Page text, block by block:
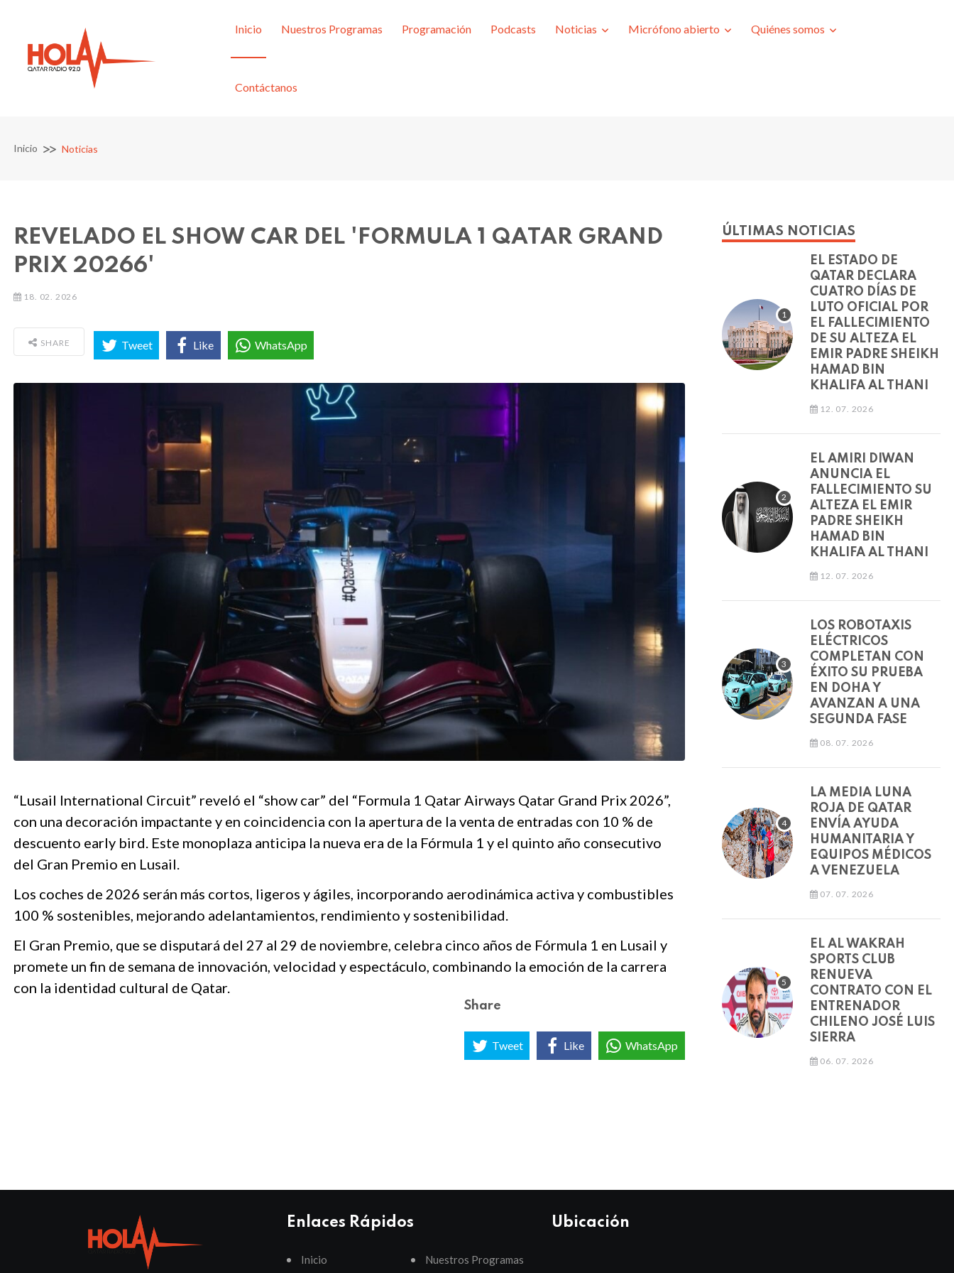
Inicio Nuestros Programas Programación Podcasts Noticias Micrófono abierto Quiénes somos
Contáctanos
Inicio Noticias
REVELADO EL SHOW CAR DEL 'FORMULA 1 QATAR GRAND
PRIX 20266'
18. 02. 2026
SHARE Tweet Like WhatsApp
“Lusail International Circuit” reveló el “show car” del “Formula 1 Qatar Airways Qatar Grand Prix 2026”,
con una decoración impactante y en coincidencia con la apertura de la venta de entradas con 10 % de
descuento early bird. Este monoplaza anticipa la nueva era de la Fórmula 1 y el quinto año consecutivo
del Gran Premio en Lusail.
Los coches de 2026 serán más cortos, ligeros y ágiles, incorporando aerodinámica activa y combustibles
100 % sostenibles, mejorando adelantamientos, rendimiento y sostenibilidad.
El Gran Premio, que se disputará del 27 al 29 de noviembre, celebra cinco años de Fórmula 1 en Lusail y
promete un fin de semana de innovación, velocidad y espectáculo, combinando la emoción de la carrera
con la identidad cultural de Qatar.
Share
Tweet Like WhatsApp
ÚLTIMAS NOTICIAS
EL ESTADO DE
QATAR DECLARA
CUATRO DÍAS DE
LUTO OFICIAL POR
EL FALLECIMIENTO
DE SU ALTEZA EL
EMIR PADRE SHEIKH
HAMAD BIN
KHALIFA AL THANI
12. 07. 2026
EL AMIRI DIWAN
ANUNCIA EL
FALLECIMIENTO SU
ALTEZA EL EMIR
PADRE SHEIKH
HAMAD BIN
KHALIFA AL THANI
12. 07. 2026
LOS ROBOTAXIS
ELÉCTRICOS
COMPLETAN CON
ÉXITO SU PRUEBA
EN DOHA Y
AVANZAN A UNA
SEGUNDA FASE
08. 07. 2026
LA MEDIA LUNA
ROJA DE QATAR
ENVÍA AYUDA
HUMANITARIA Y
EQUIPOS MÉDICOS
A VENEZUELA
07. 07. 2026
EL AL WAKRAH
SPORTS CLUB
RENUEVA
CONTRATO CON EL
ENTRENADOR
CHILENO JOSÉ LUIS
SIERRA
06. 07. 2026
Enlaces Rápidos
Inicio Nuestros Programas
Ubicación